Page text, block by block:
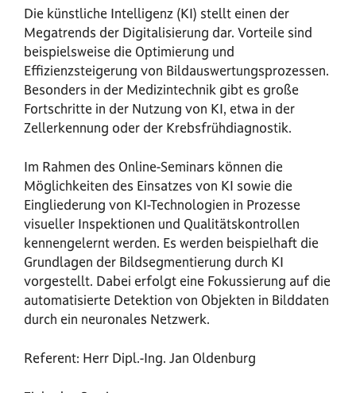
Die künstliche Intelligenz (KI) stellt einen der
Megatrends der Digitalisierung dar. Vorteile sind
beispielsweise die Optimierung und
Effizienzsteigerung von Bildauswertungsprozessen.
Besonders in der Medizintechnik gibt es große
Fortschritte in der Nutzung von KI, etwa in der
Zellerkennung oder der Krebsfrühdiagnostik.
Im Rahmen des Online-Seminars können die
Möglichkeiten des Einsatzes von KI sowie die
Eingliederung von KI-Technologien in Prozesse
visueller Inspektionen und Qualitätskontrollen
kennengelernt werden. Es werden beispielhaft die
Grundlagen der Bildsegmentierung durch KI
vorgestellt. Dabei erfolgt eine Fokussierung auf die
automatisierte Detektion von Objekten in Bilddaten
durch ein neuronales Netzwerk.
Referent: Herr Dipl.-Ing. Jan Oldenburg